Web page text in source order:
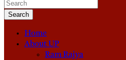
Search
Home
About UP
Ram Rajya